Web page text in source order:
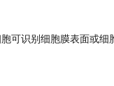
可识别细胞膜表面或细